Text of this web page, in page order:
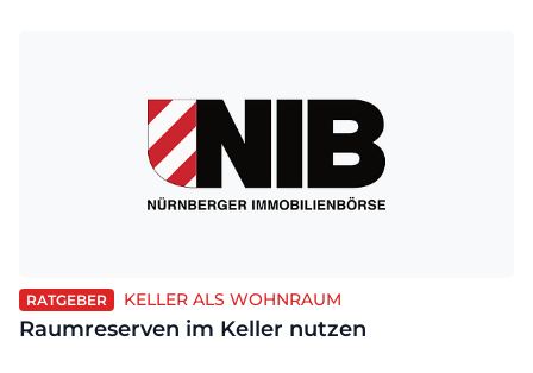
RATGEBER KELLER ALS WOHNRAUM
Raumreserven im Keller nutzen